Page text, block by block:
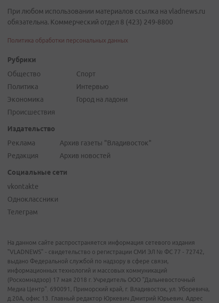
При любом использовании материалов ссылка на vladnews.ru
обязательна. Коммерческий отдел 8 (423) 249-8800
Политика обработки персональных данных
Рубрики
Общество
Политика
Экономика
Происшествия
Спорт
Интервью
Город на ладони
Издательство
Реклама
Редакция
Архив газеты "Владивосток"
Архив новостей
Социальные сети
vkontakte
Одноклассники
Телеграм
На данном сайте распространяется информация сетевого издания
"VLADNEWS" - свидетельство о регистрации СМИ ЭЛ № ФС 77 - 72742,
выдано Федеральной службой по надзору в сфере связи,
информационных технологий и массовых коммуникаций
(Роскомнадзор) 17 мая 2018 г. Учредитель ООО "Дальневосточный
Медиа Центр". 690091, Приморский край, г. Владивосток, ул. Уборевича,
д.20А, офис 13. Главный редактор Юркевич Дмитрий Юрьевич. Адрес